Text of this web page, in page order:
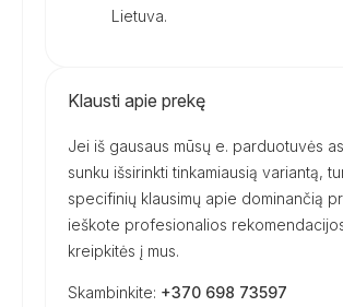
Lietuva.
Klausti apie prekę
Jei iš gausaus mūsų e. parduotuvės
sunku išsirinkti tinkamiausią variantą,
specifinių klausimų apie dominančią
ieškote profesionalios
kreipkitės į mus.
Skambinkite: +370 698 73597